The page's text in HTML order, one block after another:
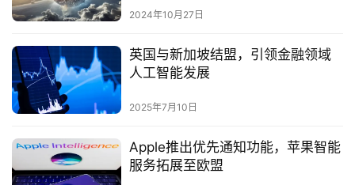
2024年10月27日
英国与新加坡结盟，引领金融领域
人工智能发展
2025年7月10日
Apple推出优先通知功能，苹果智能
服务拓展至欧盟‌